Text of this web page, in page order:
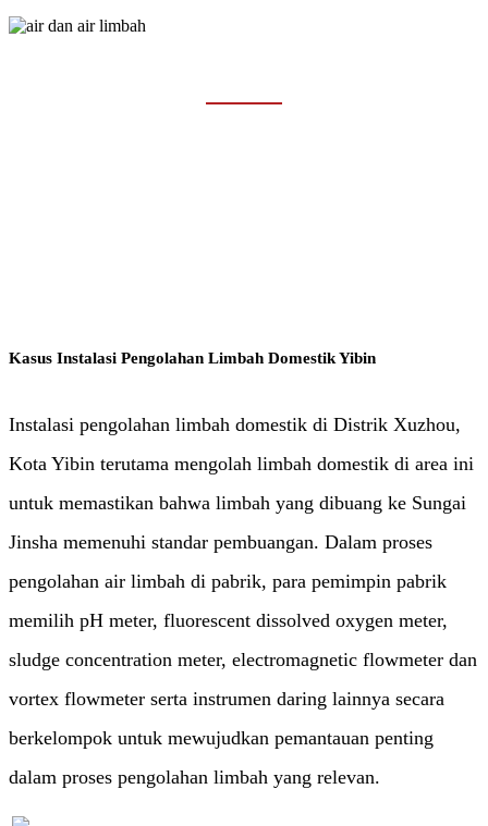
Kasus Instalasi Pengolahan Limbah Domestik Yibin
Instalasi pengolahan limbah domestik di Distrik Xuzhou,
Kota Yibin terutama mengolah limbah domestik di area ini
untuk memastikan bahwa limbah yang dibuang ke Sungai
Jinsha memenuhi standar pembuangan. Dalam proses
pengolahan air limbah di pabrik, para pemimpin pabrik
memilih pH meter, fluorescent dissolved oxygen meter,
sludge concentration meter, electromagnetic flowmeter dan
vortex flowmeter serta instrumen daring lainnya secara
berkelompok untuk mewujudkan pemantauan penting
dalam proses pengolahan limbah yang relevan.